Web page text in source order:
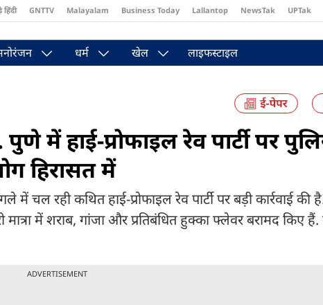
हिंदी GNTTV Malayalam Business Today Lallantop NewsTak UPTak
धर्म खेल लाइफस्टाइल
में हाई-प्रोफाइल रेव पार्टी पर
हिरासत में
रही कथित हाई-प्रोफाइल रेव पार्टी पर बड़ी कार्रवाई की
मात्रा में शराब, गांजा और प्रतिबंधित हुक्का फ्लेवर बरामद किए
ADVERTISEMENT